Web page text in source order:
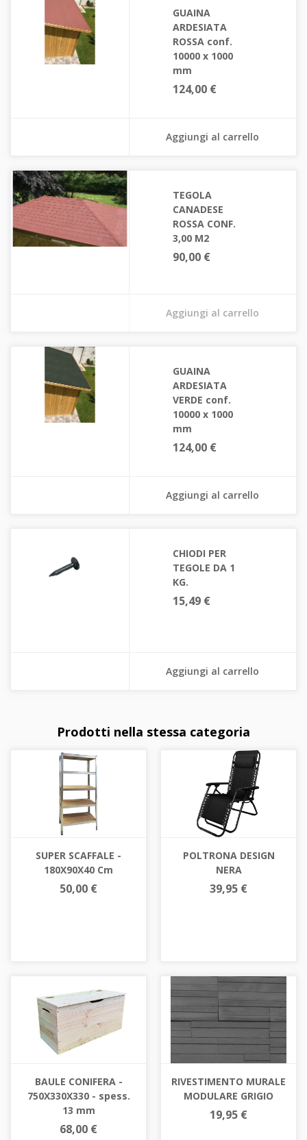
GUAINA
ARDESIATA
ROSSA conf.
10000 x 1000
mm
124,00 €
Aggiungi al carrello
TEGOLA
CANADESE
ROSSA CONF.
3,00 M2
90,00 €
Aggiungi al carrello
GUAINA
ARDESIATA
VERDE conf.
10000 x 1000
mm
124,00 €
Aggiungi al carrello
CHIODI PER
TEGOLE DA 1
KG.
15,49 €
Aggiungi al carrello
Prodotti nella stessa categoria
SUPER SCAFFALE -
180X90X40 Cm
50,00 €
POLTRONA DESIGN
NERA
39,95 €
BAULE CONIFERA -
750X330X330 - spess.
13 mm
68,00 €
RIVESTIMENTO MURALE
MODULARE GRIGIO
19,95 €